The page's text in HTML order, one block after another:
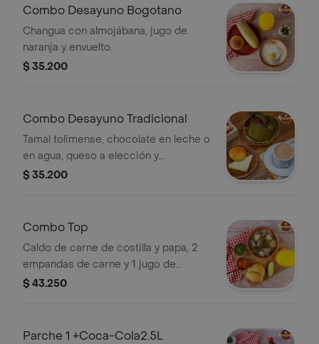
Combo Desayuno Bogotano
Changua con almojábana, jugo de
naranja y envuelto.
$ 35.200
Combo Desayuno Tradicional
Tamal tolimense, chocolate en leche o
en agua, queso a elección y
almojábana.
$ 35.200
Combo Top
Caldo de carne de costilla y papa, 2
empandas de carne y 1 jugo de
naranja de 12 onzs.
$ 43.250
Parche 1 +Coca-Cola2.5L